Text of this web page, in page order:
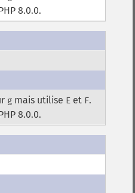
8.0.0.
g mais utilise E et F.
8.0.0.